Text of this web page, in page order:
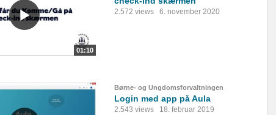
01:10
2.572 views 6. november 2020
Børne- og Ungdomsforvaltningen
Login med app på Aula
2.543 views 18. februar 2019